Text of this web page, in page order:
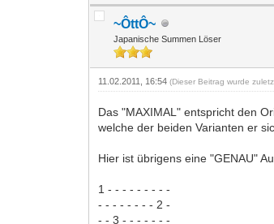
~ÔttÔ~
Japanische Summen Löser
11.02.2011, 16:54(Dieser Beitrag wurde
Das "MAXIMAL" entspricht den
welche der beiden Varianten er
Hier ist übrigens eine "GENAU"
1 - - - - - - - - -
- - - - - - - - 2 -
- - 3 - - - - - - -